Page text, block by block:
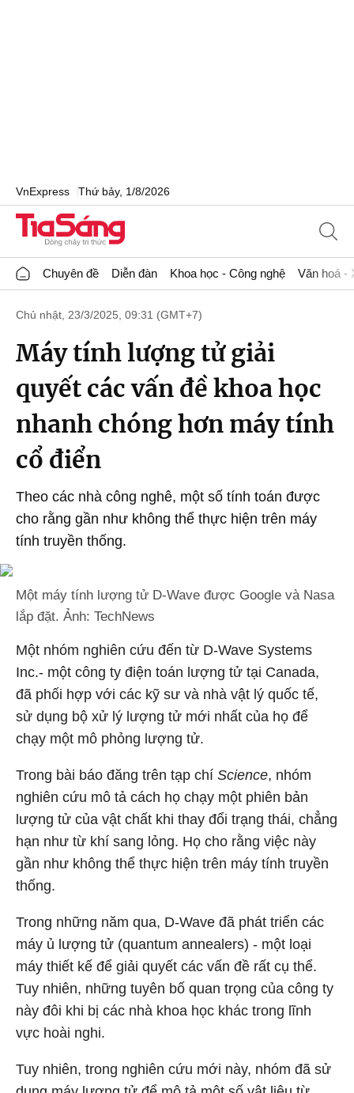
VnExpress Thứ bảy, 1/8/2026
Chuyên đề Diễn đàn Khoa học - Công nghệ Văn hoá -
Chủ nhật, 23/3/2025, 09:31 (GMT+7)
Máy tính lượng tử giải
quyết các vấn đề khoa học
nhanh chóng hơn máy tính
cổ điển
Theo các nhà công nghê, một số tính toán được
cho rằng gần như không thể thực hiện trên máy
tính truyền thống.
Một máy tính lượng tử D-Wave được Google và Nasa
lắp đặt. Ảnh: TechNews
Một nhóm nghiên cứu đến từ D-Wave Systems
Inc.- một công ty điện toán lượng tử tại Canada,
đã phối hợp với các kỹ sư và nhà vật lý quốc tế,
sử dụng bộ xử lý lượng tử mới nhất của họ để
chạy một mô phỏng lượng tử.
Trong bài báo đăng trên tạp chí Science, nhóm
nghiên cứu mô tả cách họ chạy một phiên bản
lượng tử của vật chất khi thay đổi trạng thái, chẳng
hạn như từ khí sang lỏng. Họ cho rằng việc này
gần như không thể thực hiện trên máy tính truyền
thống.
Trong những năm qua, D-Wave đã phát triển các
máy ủ lượng tử (quantum annealers) - một loại
máy thiết kế để giải quyết các vấn đề rất cụ thể.
Tuy nhiên, những tuyên bố quan trọng của công ty
này đôi khi bị các nhà khoa học khác trong lĩnh
vực hoài nghi.
Tuy nhiên, trong nghiên cứu mới này, nhóm đã sử